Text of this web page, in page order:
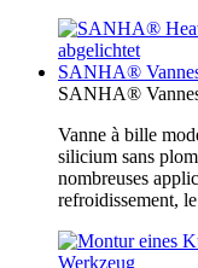
SANHA®
SANHA®
Vanne à bille
silicium sans
nombreuses
refroidissement,